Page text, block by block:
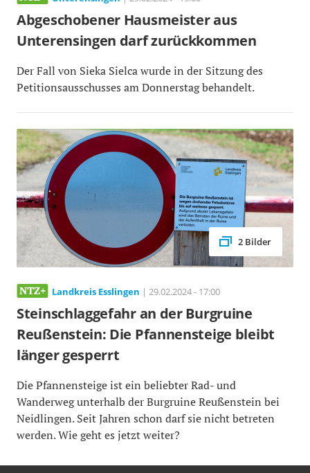
Abgeschobener Hausmeister aus
Unterensingen darf zurückkommen
Der Fall von Sieka Sielca wurde in der Sitzung des
Petitionsausschusses am Donnerstag behandelt.
2 Bilder
Landkreis Esslingen | 29.02.2024 - 17:00
Steinschlaggefahr an der Burgruine
Reußenstein: Die Pfannensteige bleibt
länger gesperrt
Die Pfannensteige ist ein beliebter Rad- und
Wanderweg unterhalb der Burgruine Reußenstein bei
Neidlingen. Seit Jahren schon darf sie nicht betreten
werden. Wie geht es jetzt weiter?